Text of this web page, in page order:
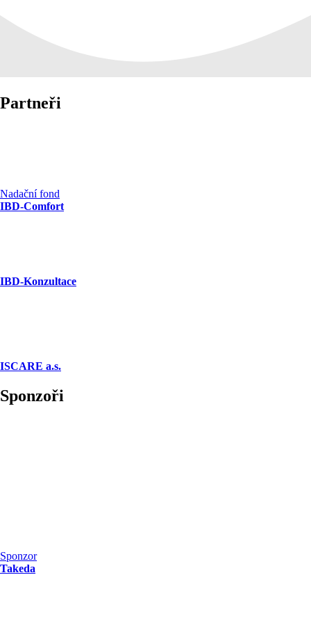
Partneři
Nadační fond
IBD-Comfort
IBD-Konzultace
ISCARE a.s.
Sponzoři
Sponzor
Takeda